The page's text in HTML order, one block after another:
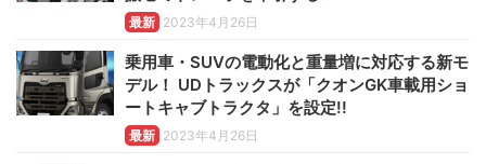
最新 2023年4月26日
乗用車・SUVの電動化と重量増に対応する新モ
デル！ UDトラックスが「クオンGK車載用ショ
ートキャブトラクタ」を設定!!
最新 2023年4月26日